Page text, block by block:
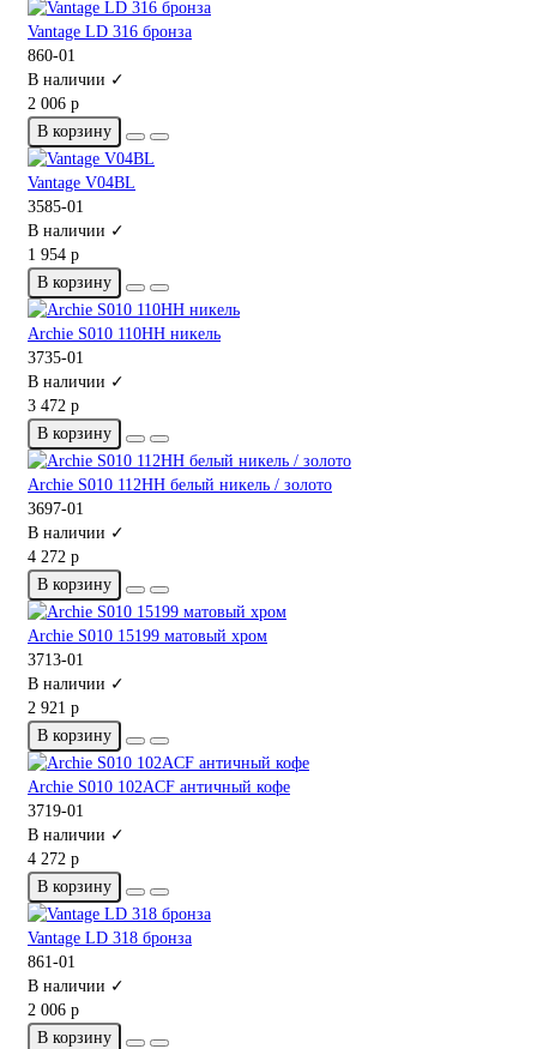
Vantage LD 316 бронза
860-01
В наличии ✓
2 006 р
В корзину
Vantage V04BL
3585-01
В наличии ✓
1 954 р
В корзину
Archie S010 110HH никель
3735-01
В наличии ✓
3 472 р
В корзину
Archie S010 112HH белый никель / золото
3697-01
В наличии ✓
4 272 р
В корзину
Archie S010 15199 матовый хром
3713-01
В наличии ✓
2 921 р
В корзину
Archie S010 102ACF античный кофе
3719-01
В наличии ✓
4 272 р
В корзину
Vantage LD 318 бронза
861-01
В наличии ✓
2 006 р
В корзину